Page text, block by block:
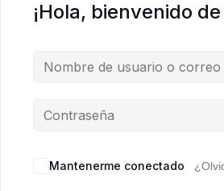
¡Hola, bienvenido
Mantenerme conectado